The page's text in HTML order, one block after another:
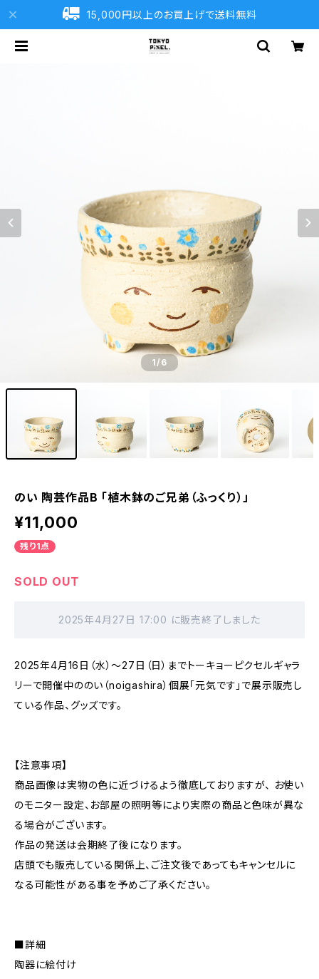
15,000円以上のお買上げで送料無料
1/6
のい 陶芸作品B 「植木鉢のご兄弟（ふっくり）」
¥11,000
残り1点
SOLD OUT
2025年4月27日 17:00 に販売終了しました
2025年4月16日（水）～27日（日）までトーキョーピクセルギャラ
リーで開催中ののい（noigashira）個展「元気です」で展示販売し
ている作品、グッズです。
【注意事項】
商品画像は実物の色に近づけるよう徹底しておりますが、 お使い
のモニター設定、お部屋の照明等により実際の商品と色味が異な
る場合がございます。
作品の発送は会期終了後になります。
店頭でも販売している関係上、ご注文後であってもキャンセルに
なる可能性がある事を予めご了承ください。
■詳細
陶器に絵付け